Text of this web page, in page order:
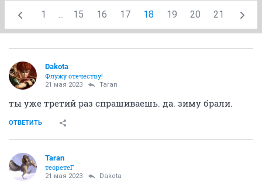
1 ... 15 16 17 18 19 20 21
Dаkota
Флужу отечеству!
21 мая 2023 Taran
ты уже третий раз спрашиваешь. да. зиму брали.
ОТВЕТИТЬ
Taran
теоретеГ
21 мая 2023 Dаkota